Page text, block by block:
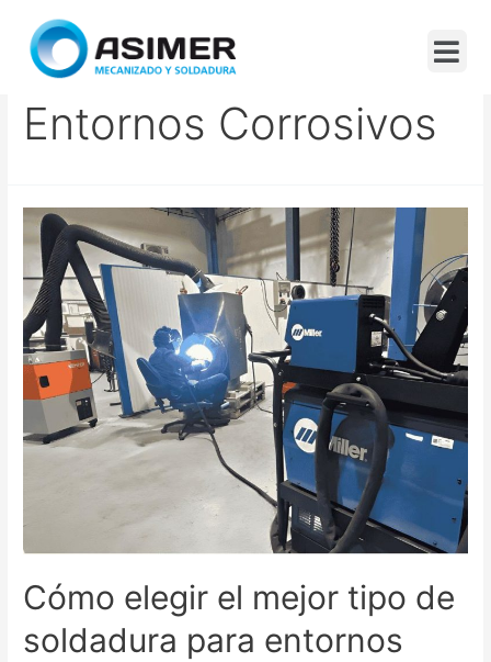
Soldadura Para
Entornos Corrosivos
Cómo elegir el mejor tipo de
soldadura para entornos